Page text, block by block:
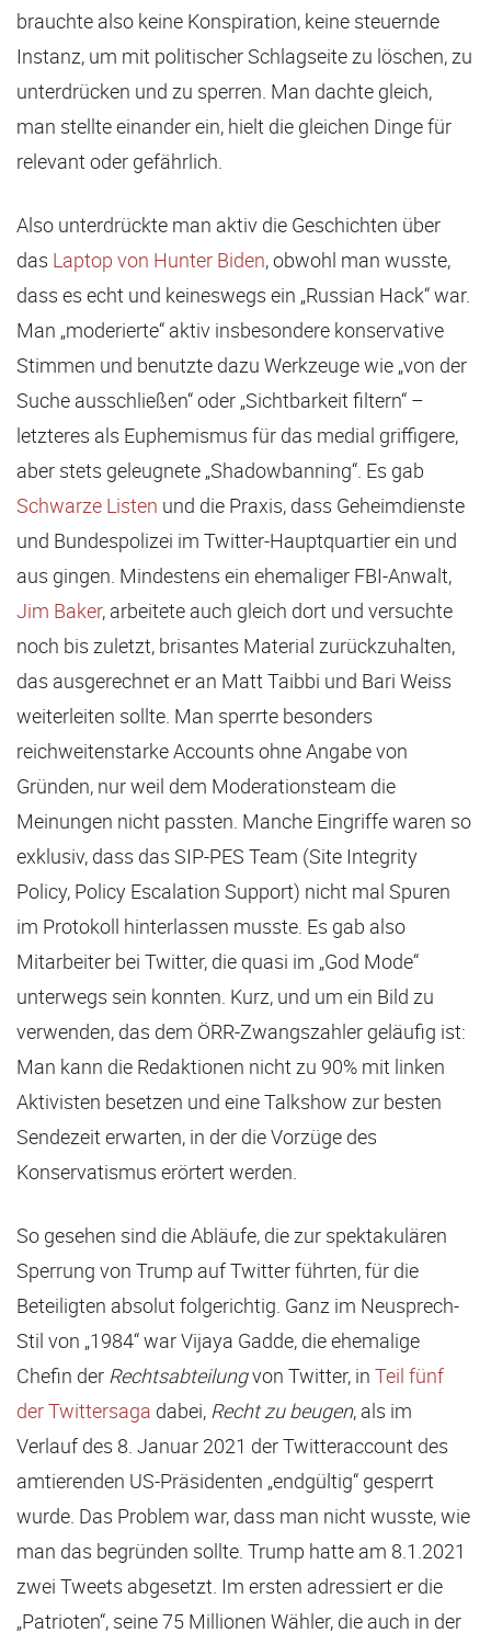
brauchte also keine Konspiration, keine steuernde
Instanz, um mit politischer Schlagseite zu löschen, zu
unterdrücken und zu sperren. Man dachte gleich,
man stellte einander ein, hielt die gleichen Dinge für
relevant oder gefährlich.
Also unterdrückte man aktiv die Geschichten über
das Laptop von Hunter Biden, obwohl man wusste,
dass es echt und keineswegs ein „Russian Hack“ war.
Man „moderierte“ aktiv insbesondere konservative
Stimmen und benutzte dazu Werkzeuge wie „von der
Suche ausschließen“ oder „Sichtbarkeit filtern“ –
letzteres als Euphemismus für das medial griffigere,
aber stets geleugnete „Shadowbanning“. Es gab
Schwarze Listen und die Praxis, dass Geheimdienste
und Bundespolizei im Twitter-Hauptquartier ein und
aus gingen. Mindestens ein ehemaliger FBI-Anwalt,
Jim Baker, arbeitete auch gleich dort und versuchte
noch bis zuletzt, brisantes Material zurückzuhalten,
das ausgerechnet er an Matt Taibbi und Bari Weiss
weiterleiten sollte. Man sperrte besonders
reichweitenstarke Accounts ohne Angabe von
Gründen, nur weil dem Moderationsteam die
Meinungen nicht passten. Manche Eingriffe waren so
exklusiv, dass das SIP-PES Team (Site Integrity
Policy, Policy Escalation Support) nicht mal Spuren
im Protokoll hinterlassen musste. Es gab also
Mitarbeiter bei Twitter, die quasi im „God Mode“
unterwegs sein konnten. Kurz, und um ein Bild zu
verwenden, das dem ÖRR-Zwangszahler geläufig ist:
Man kann die Redaktionen nicht zu 90% mit linken
Aktivisten besetzen und eine Talkshow zur besten
Sendezeit erwarten, in der die Vorzüge des
Konservatismus erörtert werden.
So gesehen sind die Abläufe, die zur spektakulären
Sperrung von Trump auf Twitter führten, für die
Beteiligten absolut folgerichtig. Ganz im Neusprech-
Stil von „1984“ war Vijaya Gadde, die ehemalige
Chefin der Rechtsabteilungvon Twitter, in Teil fünf
der Twittersaga dabei, Recht zu beugen, als im
Verlauf des 8. Januar 2021 der Twitteraccount des
amtierenden US-Präsidenten „endgültig“ gesperrt
wurde. Das Problem war, dass man nicht wusste, wie
man das begründen sollte. Trump hatte am 8.1.2021
zwei Tweets abgesetzt. Im ersten adressiert er die
„Patrioten“, seine 75 Millionen Wähler, die auch in der